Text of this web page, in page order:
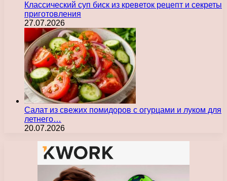
Классический суп биск из креветок рецепт и секреты
приготовления
27.07.2026
Салат из свежих помидоров с огурцами и луком для
летнего…
20.07.2026